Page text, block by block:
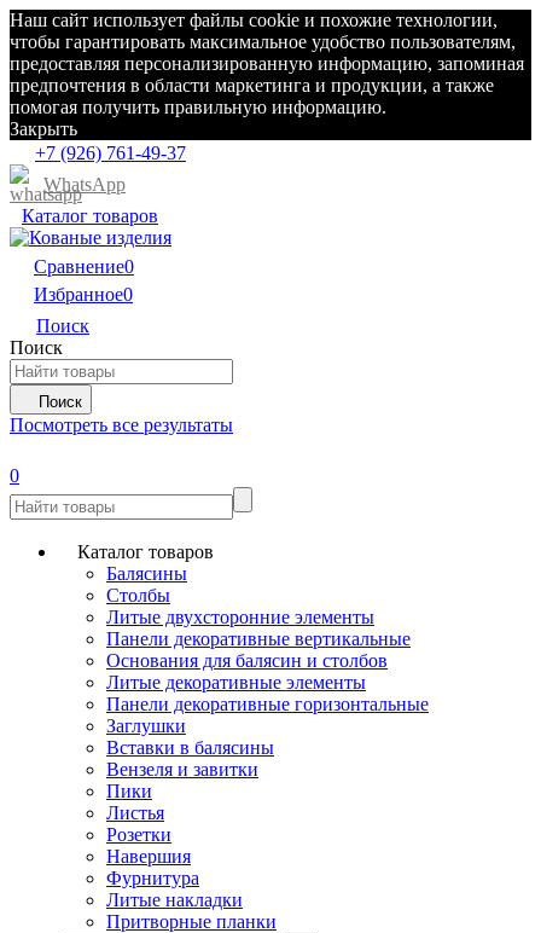
Наш сайт использует файлы cookie и похожие технологии,
чтобы гарантировать максимальное удобство пользователям,
предоставляя персонализированную информацию, запоминая
предпочтения в области маркетинга и продукции, а также
помогая получить правильную информацию.
Закрыть
+7 (926) 761-49-37
WhatsApp
Каталог товаров
Сравнение0
Избранное0
Поиск
Поиск
Поиск
Посмотреть все результаты
0
Каталог товаров
Балясины
Столбы
Литые двухсторонние элементы
Панели декоративные вертикальные
Основания для балясин и столбов
Литые декоративные элементы
Панели декоративные горизонтальные
Заглушки
Вставки в балясины
Вензеля и завитки
Пики
Листья
Розетки
Навершия
Фурнитура
Литые накладки
Притворные планки